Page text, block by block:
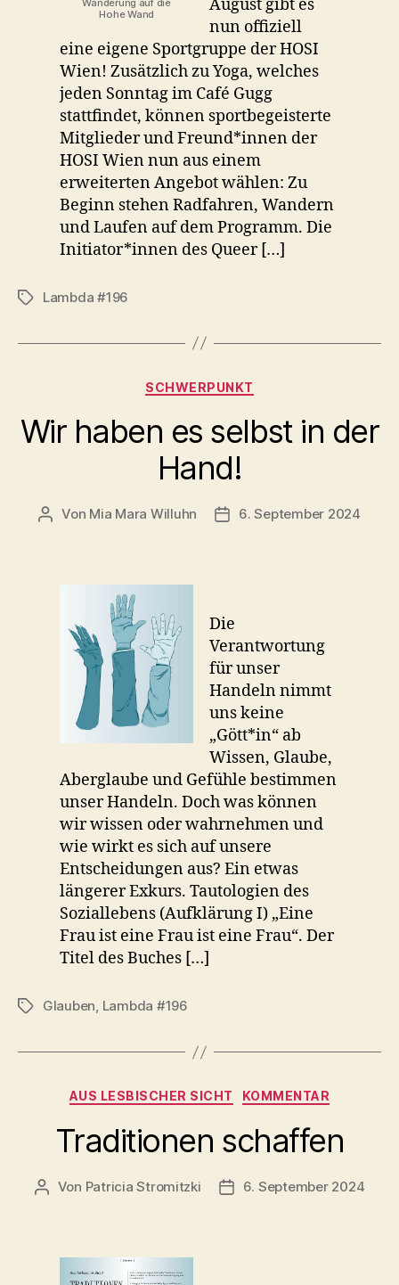
Wanderung auf die
Hohe Wand
August gibt es
nun offiziell
eine eigene Sportgruppe der HOSI
Wien! Zusätzlich zu Yoga, welches
jeden Sonntag im Café Gugg
stattfindet, können sportbegeisterte
Mitglieder und Freund*innen der
HOSI Wien nun aus einem
erweiterten Angebot wählen: Zu
Beginn stehen Radfahren, Wandern
und Laufen auf dem Programm. Die
Initiator*innen des Queer […]
Schlagwörter
Lambda #196
Kategorien
SCHWERPUNKT
Wir haben es selbst in der
Hand!
Beitragsautor
Von Mia Mara Willuhn Beitragsdatum
6. September 2024
Die
Verantwortung
für unser
Handeln nimmt
uns keine
„Gött*in“ ab
Wissen, Glaube,
Aberglaube und Gefühle bestimmen
unser Handeln. Doch was können
wir wissen oder wahrnehmen und
wie wirkt es sich auf unsere
Entscheidungen aus? Ein etwas
längerer Exkurs. Tautologien des
Soziallebens (Aufklärung I) „Eine
Frau ist eine Frau ist eine Frau“. Der
Titel des Buches […]
Schlagwörter
Glauben, Lambda #196
Kategorien
AUS LESBISCHER SICHT KOMMENTAR
Traditionen schaffen
Beitragsautor
Von Patricia Stromitzki Beitragsdatum
6. September 2024